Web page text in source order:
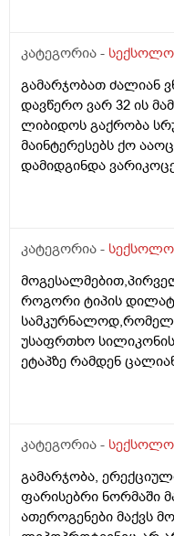
კატეგორია -
გამარჯობათ ძალიან
დავწერო ვარ 32 ის
ლიბიდოს გაქრობა
მაინტერესებს ქო
დამიდგინდა
ოსევ ისე ვარ
რომ ვარიკოცელე
,მადლობა წიმასწარ
კატეგორია -
როგორი ტიპის
უსაფრთხო
ეტაპზე რამდენ
კატეგორია -
გამარჯობა,
ფარისებრი ნორმაში
ათეროგენები მაქვს